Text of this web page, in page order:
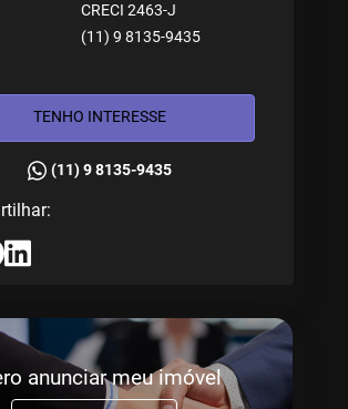
CRECI 2463-J
(11) 9 8135-9435
TENHO INTERESSE
(11) 9 8135-9435
anunciar meu imóvel